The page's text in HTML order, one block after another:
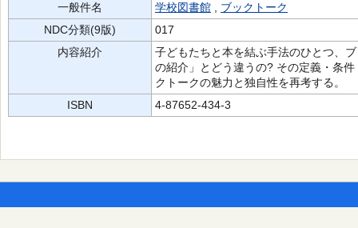
一般件名
学校図書館
ブックトーク
NDC分類(9版)
017
内容紹介
子どもたちと本を結ぶ手法のひとつ、
の紹介」とどう違うの? その定義・条
クトークの魅力と独自性を再考する。
ISBN
4-87652-434-3